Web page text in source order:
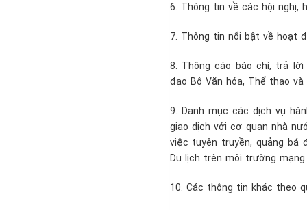
6. Thông tin về các hội nghị,
7. Thông tin nổi bật về hoạt
8. Thông cáo báo chí, trả
đạo Bộ Văn hóa, Thể thao và
9. Danh mục các dịch vụ
giao dịch với cơ quan nhà
việc tuyên truyền, quảng bá
Du lịch trên môi trường mạng.
10. Các thông tin khác theo